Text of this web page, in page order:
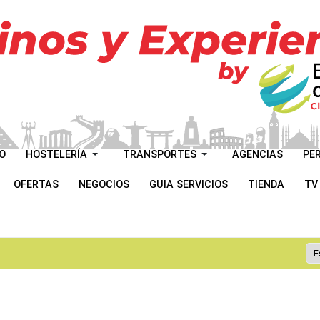
HOSTELERÍA TRANSPORTES AGENCIAS
OFERTAS NEGOCIOS GUIA SERVICIOS TIENDA TV